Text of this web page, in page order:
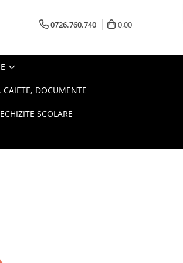
0726.760.740 0,00
CAIETE, DOCUMENTE
SCOLARE